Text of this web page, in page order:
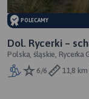
POLECAMY
Dol. Rycerki –
Praszywka Mała
Polska, śląskie, Rycerka
6/6
11,8 km